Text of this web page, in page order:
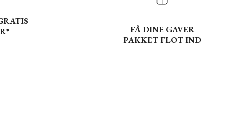
FÅ DINE GAVER
PAKKET FLOT IND